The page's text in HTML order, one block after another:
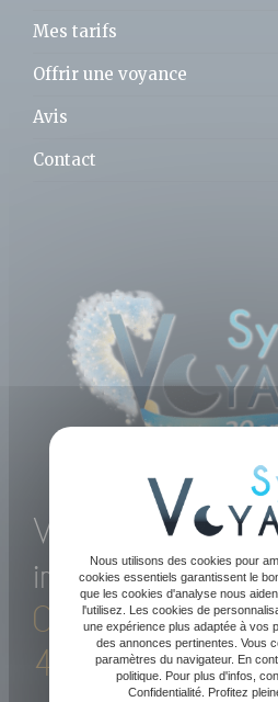
Mes tarifs
Offrir une voyance
Avis
Contact
Voyance
immédiate par
05 61 47 89 20
43 09
Nous utilisons des cookies pour
cookies essentiels garantissent le
que les cookies d'analyse nous
l'utilisez. Les cookies de
une expérience plus adaptée à vos
des annonces pertinentes. Vous
paramètres du navigateur. En
politique. Pour plus d'infos,
Confidentialité. Profitez